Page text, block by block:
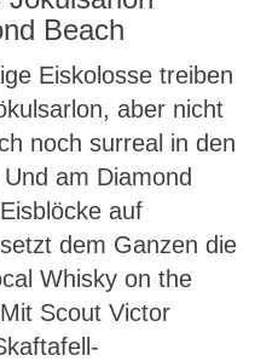
Beach
Eiskolosse treiben
aber nicht
noch surreal in den
am Diamond
auf
dem Ganzen die
Whisky on the
Scout Victor